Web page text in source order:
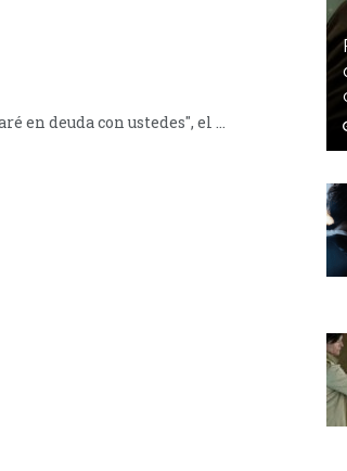
en deuda con ustedes", el ...